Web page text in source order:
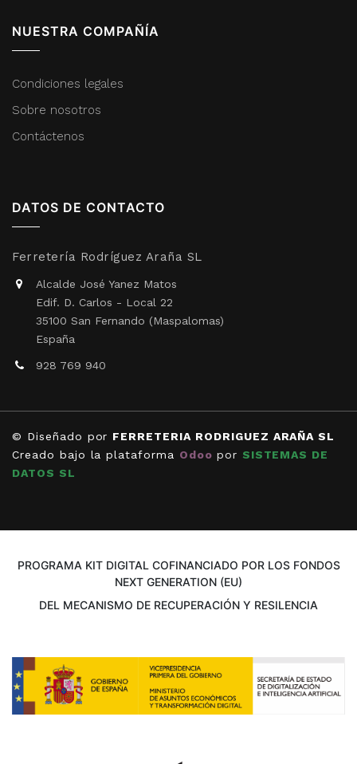
NUESTRA COMPAÑÍA
Condiciones legales
Sobre nosotros
Contáctenos
DATOS DE CONTACTO
Ferretería Rodríguez Araña SL
Alcalde José Yanez Matos
Edif. D. Carlos - Local 22
35100 San Fernando (Maspalomas)
España
928 769 940
© Diseñado por FERRETERIA RODRIGUEZ ARAÑA SL
Creado bajo la plataforma Odoo por SISTEMAS DE
DATOS SL
PROGRAMA KIT DIGITAL COFINANCIADO POR LOS FONDOS
NEXT GENERATION (EU)
DEL MECANISMO DE RECUPERACIÓN Y RESILENCIA